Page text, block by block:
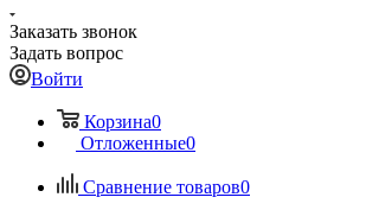
Заказать звонок
Задать вопрос
Войти
Корзина0
Отложенные0
Сравнение товаров0